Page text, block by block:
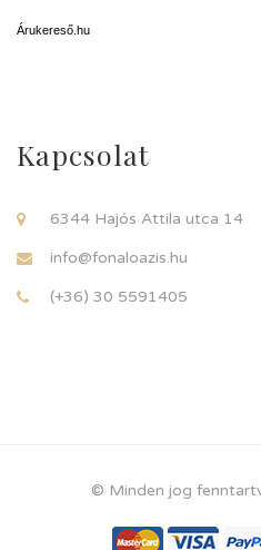
Árukereső.hu
Kapcsolat
6344 Hajós Attila utca 14
info@fonaloazis.hu
(+36) 30 5591405
© Minden jog